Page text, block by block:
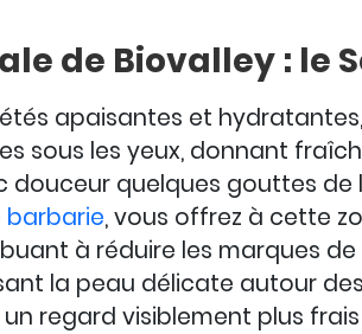
de Biovalley : le
apaisantes et hydratantes,
sous les yeux, donnant
douceur quelques gouttes de
barbarie, vous offrez à cette
à réduire les marques
la peau délicate autour
regard visiblement plus